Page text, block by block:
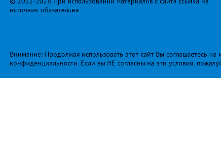
источник обязательна.
Внимание! Продолжая использовать этот сайт Вы соглашаетесь
конфиденциальности. Если вы НЕ согласны на эти условия,